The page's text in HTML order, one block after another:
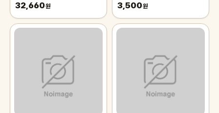
32,660원 3,500원